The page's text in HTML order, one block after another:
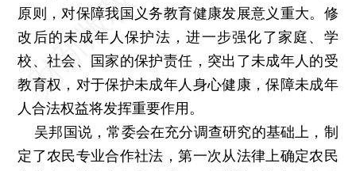
原则，对保障我国义务教育健康发展意义重大。修
改后的未成年人保护法，进一步强化了家庭、学
校、社会、国家的保护责任，突出了未成年人的受
教育权，对于保护未成年人身心健康，保障未成年
人合法权益将发挥重要作用。
吴邦国说，常委会在充分调查研究的基础上，制
定了农民专业合作社法，第一次从法律上确定农民